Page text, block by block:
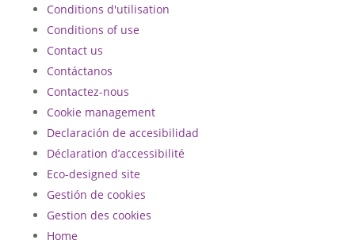
Conditions d'utilisation
Conditions of use
Contact us
Contáctanos
Contactez-nous
Cookie management
Declaración de accesibilidad
Déclaration d’accessibilité
Eco-designed site
Gestión de cookies
Gestion des cookies
Home